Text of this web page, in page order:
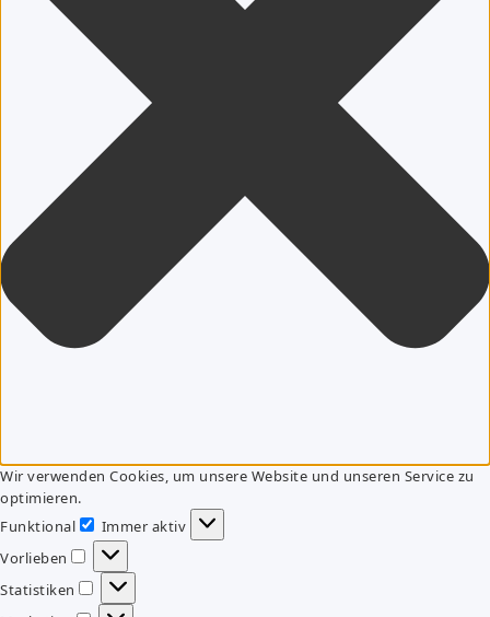
Wir verwenden Cookies, um unsere Website und unseren Service zu
optimieren.
Funktional
Funktional
Immer aktiv
Vorlieben
Vorlieben
Statistiken
Statistiken